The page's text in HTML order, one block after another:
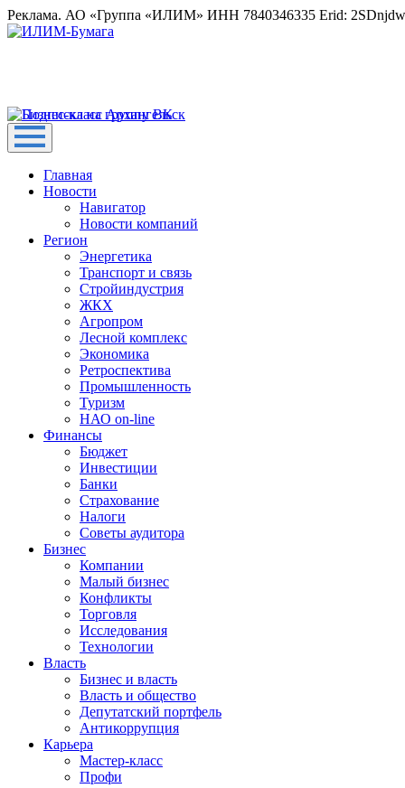
Реклама. АО «Группа «ИЛИМ» ИНН 7840346335 Erid:
Главная
Новости
Навигатор
Новости компаний
Регион
Энергетика
Транспорт и связь
Стройиндустрия
ЖКХ
Агропром
Лесной комплекс
Экономика
Ретроспектива
Промышленность
Туризм
НАО on-line
Финансы
Бюджет
Инвестиции
Банки
Страхование
Налоги
Советы аудитора
Бизнес
Компании
Малый бизнес
Конфликты
Торговля
Исследования
Технологии
Власть
Бизнес и власть
Власть и общество
Депутатский портфель
Антикоррупция
Карьера
Мастер-класс
Профи